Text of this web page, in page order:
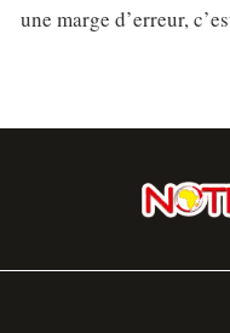
une marge d’erreur,